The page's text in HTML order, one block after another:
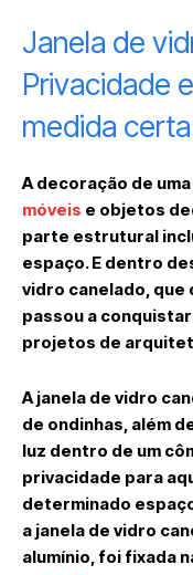
Janela de
Privacidade
medida certa
A decoração de
móveis e objetos
parte estrutural
espaço. E dentro
vidro canelado,
passou a
projetos de
A janela de vidro
de ondinhas, além
luz dentro de um
privacidade para
determinado
a janela de vidro
alumínio, foi fixada